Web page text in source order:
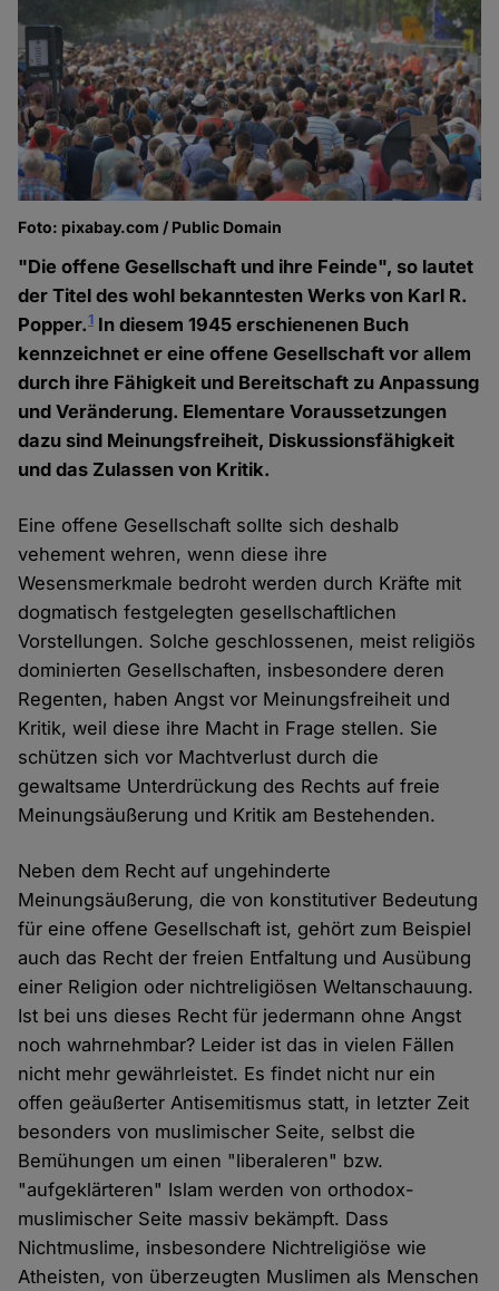
Foto: pixabay.com / Public Domain
"Die offene Gesellschaft und ihre Feinde", so lautet
der Titel des wohl bekanntesten Werks von Karl R.
Popper.1 In diesem 1945 erschienenen Buch
kennzeichnet er eine offene Gesellschaft vor allem
durch ihre Fähigkeit und Bereitschaft zu Anpassung
und Veränderung. Elementare Voraussetzungen
dazu sind Meinungsfreiheit, Diskussionsfähigkeit
und das Zulassen von Kritik.
Eine offene Gesellschaft sollte sich deshalb
vehement wehren, wenn diese ihre
Wesensmerkmale bedroht werden durch Kräfte mit
dogmatisch festgelegten gesellschaftlichen
Vorstellungen. Solche geschlossenen, meist religiös
dominierten Gesellschaften, insbesondere deren
Regenten, haben Angst vor Meinungsfreiheit und
Kritik, weil diese ihre Macht in Frage stellen. Sie
schützen sich vor Machtverlust durch die
gewaltsame Unterdrückung des Rechts auf freie
Meinungsäußerung und Kritik am Bestehenden.
Neben dem Recht auf ungehinderte
Meinungsäußerung, die von konstitutiver Bedeutung
für eine offene Gesellschaft ist, gehört zum Beispiel
auch das Recht der freien Entfaltung und Ausübung
einer Religion oder nichtreligiösen Weltanschauung.
Ist bei uns dieses Recht für jedermann ohne Angst
noch wahrnehmbar? Leider ist das in vielen Fällen
nicht mehr gewährleistet. Es findet nicht nur ein
offen geäußerter Antisemitismus statt, in letzter Zeit
besonders von muslimischer Seite, selbst die
Bemühungen um einen "liberaleren" bzw.
"aufgeklärteren" Islam werden von orthodox-
muslimischer Seite massiv bekämpft. Dass
Nichtmuslime, insbesondere Nichtreligiöse wie
Atheisten, von überzeugten Muslimen als Menschen